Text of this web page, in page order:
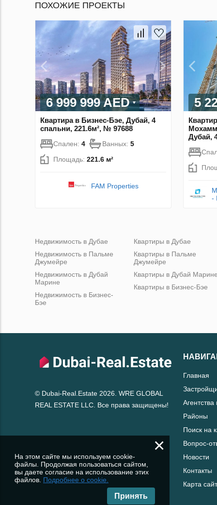
ПОХОЖИЕ ПРОЕКТЫ
6 999 999 AED
Квартира в Бизнес-Бэе, Дубай, 4
спальни, 221.6м², № 97688
Спален: 4 Ванных: 5
Площадь: 221.6 м²
FAM Properties
5
Дубай,
-
Недвижимость в Дубае
Недвижимость в Пальме
Джумейре
Недвижимость в Дубай
Марине
Недвижимость в Бизнес-
Бэе
Квартиры в Дубае
Квартиры в Пальме
Джумейре
Квартиры в Дубай
Квартиры в Бизнес-Бэе
© Dubai-Real.Estate 2026. WRE GLOBAL
REAL ESTATE LLC. Все права защищены!
Главная
Районы
Поиск на
Вопрос-
Новости
Контакты
Карта
×
На этом сайте мы используем cookie-
файлы. Продолжая пользоваться сайтом,
вы даете согласие на использование этих
файлов. Подробнее о cookie.
Принять